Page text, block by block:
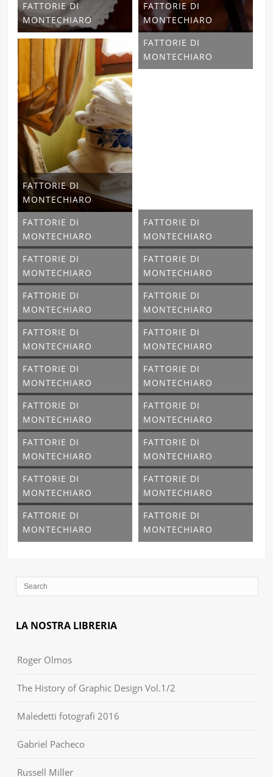
FATTORIE DI
MONTECHIARO
FATTORIE DI
MONTECHIARO
FATTORIE DI
MONTECHIARO
FATTORIE DI
MONTECHIARO
FATTORIE DI
MONTECHIARO
FATTORIE DI
MONTECHIARO
FATTORIE DI
MONTECHIARO
FATTORIE DI
MONTECHIARO
FATTORIE DI
MONTECHIARO
FATTORIE DI
MONTECHIARO
FATTORIE DI
MONTECHIARO
FATTORIE DI
MONTECHIARO
FATTORIE DI
MONTECHIARO
FATTORIE DI
MONTECHIARO
FATTORIE DI
MONTECHIARO
FATTORIE DI
MONTECHIARO
FATTORIE DI
MONTECHIARO
FATTORIE DI
MONTECHIARO
FATTORIE DI
MONTECHIARO
FATTORIE DI
MONTECHIARO
FATTORIE DI
MONTECHIARO
FATTORIE DI
MONTECHIARO
LA NOSTRA LIBRERIA
Roger Olmos
The History of Graphic Design Vol.1/2
Maledetti fotografi 2016
Gabriel Pacheco
Russell Miller